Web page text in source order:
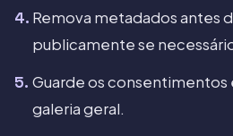
Remova metadados antes
publicamente se
Guarde os consentimentos
galeria geral.